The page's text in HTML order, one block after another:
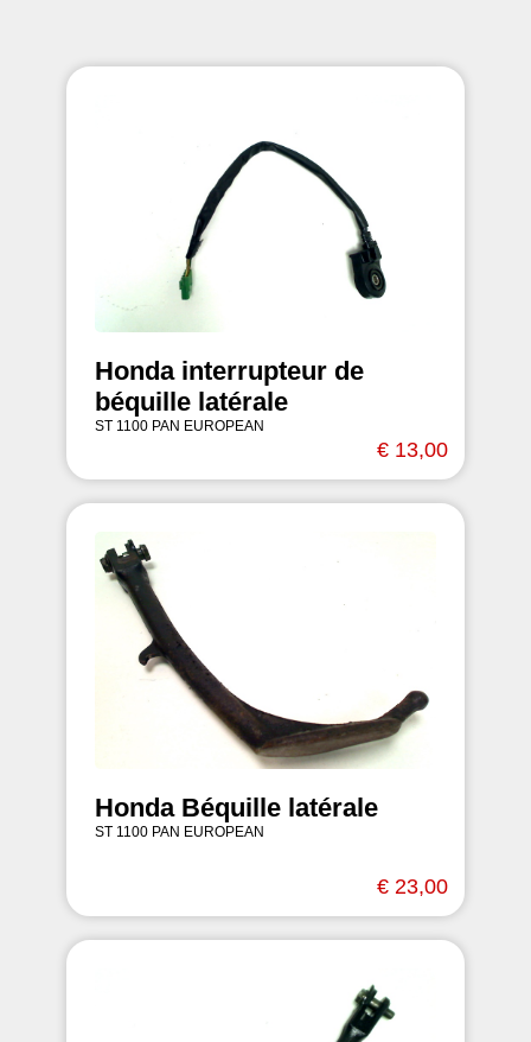
Honda interrupteur de
béquille latérale
ST 1100 PAN EUROPEAN
€ 13,00
Honda Béquille latérale
ST 1100 PAN EUROPEAN
€ 23,00